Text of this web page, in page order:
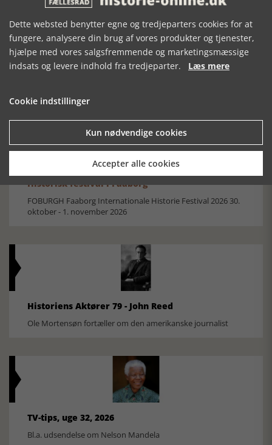
Mosefolket
Den største samling af moselig i verden på Museum
Historisk festival i Faaborg
FOBURGH Faaborg Internationale Historie Festival 2026 30.
oktober - 1. november 2026
Historiens Aktører 79 - John Reed
Ole Mortensøn fortæller om den amerikanske journalist
TV-tips, uge 32, 2026
Bl.a. udsendelse om Nelson Mandela
Dette websted benytter egne og tredjeparters cookies for at
fungere, analysere din brug af vores produkter og tjenester,
hjælpe med vores salgsfremmende og marketingsmæssige
indsats og levere indhold fra tredjeparter. Læs mere
Cookie indstillinger
Kun nødvendige cookies
Accepter alle cookies